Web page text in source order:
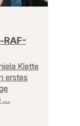
RAF-
Klette
erstes
…